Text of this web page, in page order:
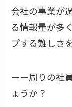
会社の事業が
る情報量が多
プする難しさ
ーー周りの社
ょうか？